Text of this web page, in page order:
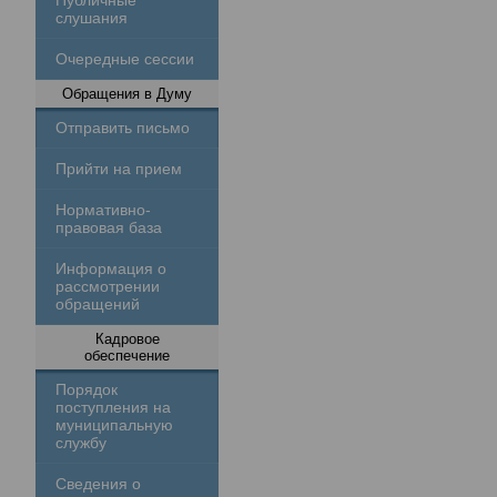
слушания
Очередные сессии
Обращения в Думу
Отправить письмо
Прийти на прием
Нормативно-
правовая база
Информация о
рассмотрении
обращений
Кадровое
обеспечение
Порядок
поступления на
муниципальную
службу
Сведения о